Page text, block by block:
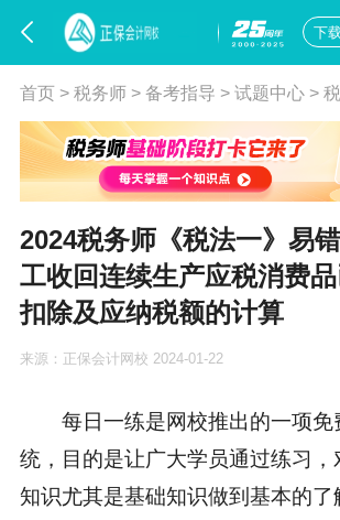
下
首页> 税务师> 备考指导 > 试题中心>
2024税务师《税法一》易
工收回连续生产应税消费
扣除及应纳税额的计算
来源： 正保会计网校 2024-01-22
每日一练是网校推出的一项免
统，目的是让广大学员通过练习，
知识尤其是基础知识做到基本的了